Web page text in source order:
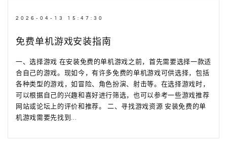
2026-04-13 15:47:30
免费单机游戏安装指南
一、选择游戏 在安装免费的单机游戏之前，首先需要选择一款适
合自己的游戏。现如今，有许多免费的单机游戏可供选择，包括
各种类型的游戏，如冒险、角色扮演、射击等。在选择游戏时，
可以根据自己的兴趣和喜好进行筛选，也可以参考一些游戏推荐
网站或论坛上的评价和推荐。 二、寻找游戏资源 安装免费的单
机游戏需要先找到...